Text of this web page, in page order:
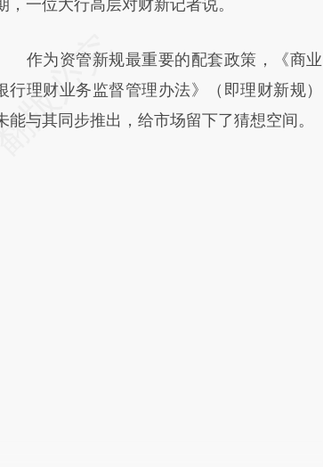
，一位大行高层对财新记者说。
作为资管新规最重要的配套政策，《商业
行理财业务监督管理办法》（即理财新规）
能与其同步推出，给市场留下了猜想空间。